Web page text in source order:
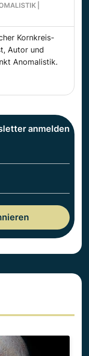
|
Kornkreis-
Autor und
Anomalistik.
anmelden